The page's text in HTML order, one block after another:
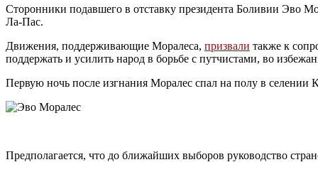
Сторонники подавшего в отставку президента Боливии Эво
Ла-Пас.
Движения, поддерживающие Моралеса, призвали также к
поддержать и усилить народ в борьбе с путчистами, во
Первую ночь после изгнания Моралес спал на полу в
Предполагается, что до ближайших выборов руководство